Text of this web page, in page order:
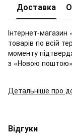
Доставка
Інтернет-магазин
товарів по всій
моменту
з «Новою
Детальніше про
Відгуки